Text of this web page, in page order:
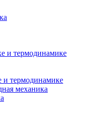
и термодинамике
и термодинамике
механика